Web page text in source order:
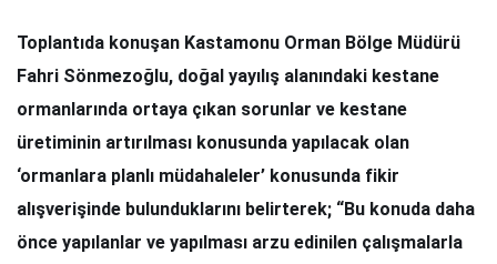
Toplantıda konuşan Kastamonu Orman Bölge Müdürü
Fahri Sönmezoğlu, doğal yayılış alanındaki kestane
ormanlarında ortaya çıkan sorunlar ve kestane
üretiminin artırılması konusunda yapılacak olan
‘ormanlara planlı müdahaleler’ konusunda fikir
alışverişinde bulunduklarını belirterek; “Bu konuda daha
önce yapılanlar ve yapılması arzu edinilen çalışmalarla